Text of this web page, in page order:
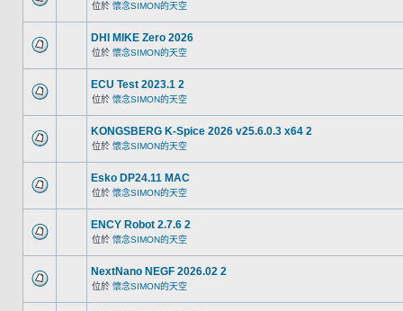
位於 懷念SIMON的天空
DHI MIKE Zero 2026
位於 懷念SIMON的天空
ECU Test 2023.1 2
位於 懷念SIMON的天空
KONGSBERG K-Spice 2026 v25.6.0.3 x64 2
位於 懷念SIMON的天空
Esko DP24.11 MAC
位於 懷念SIMON的天空
ENCY Robot 2.7.6 2
位於 懷念SIMON的天空
NextNano NEGF 2026.02 2
位於 懷念SIMON的天空